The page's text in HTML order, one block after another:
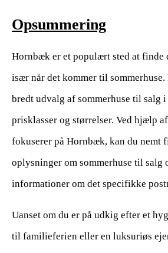
Opsummering
Hornbæk er et populært sted at finde
især når det kommer til
bredt udvalg af sommerhuse til salg
prisklasser og størrelser. Ved hjælp
fokuserer på Hornbæk, kan du nemt
oplysninger om sommerhuse til salg
informationer om det specifikke
Uanset om du er på udkig efter et
til familieferien eller en luksuriøs